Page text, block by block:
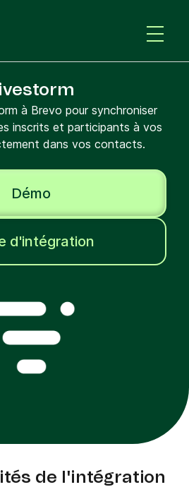
à Brevo pour synchroniser
inscrits et participants à vos
dans vos contacts.
Démo
d'intégration
de l'intégration